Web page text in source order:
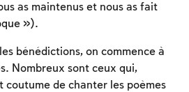
as maintenus et nous as fait
»).
bénédictions, on commence à
Nombreux sont ceux qui,
coutume de chanter les poèmes